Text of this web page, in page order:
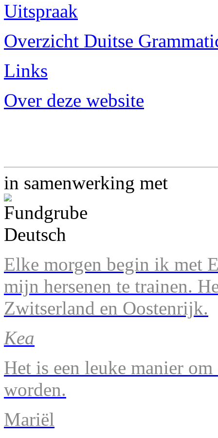
Uitspraak
Overzicht Duitse
Links
Over deze website
in samenwerking met
Elke morgen begin ik met
mijn hersenen te trainen.
Zwitserland en Oostenrijk.
Kea
Het is een leuke manier
worden.
Mariël